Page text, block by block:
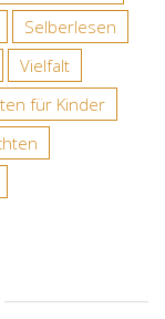
Selberlesen
Vielfalt
für Kinder